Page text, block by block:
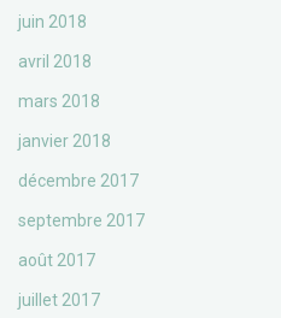
juin 2018
avril 2018
mars 2018
janvier 2018
décembre 2017
septembre 2017
août 2017
juillet 2017